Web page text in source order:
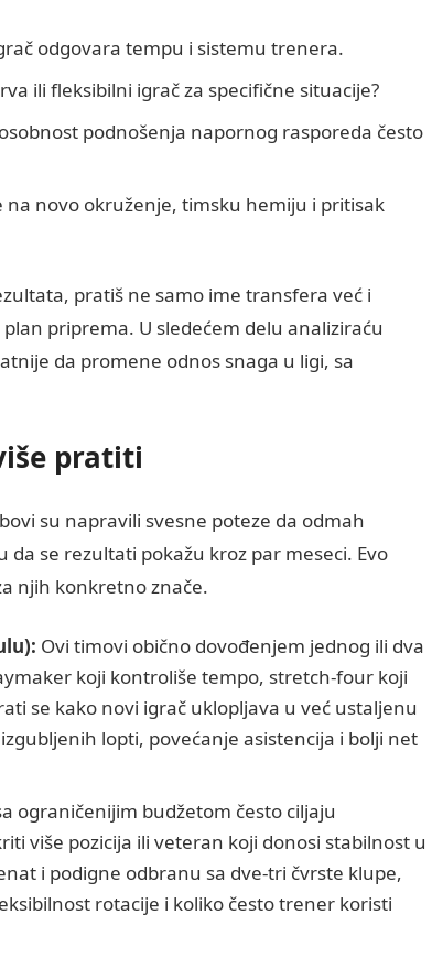
odgovara tempu i sistemu trenera.
ili fleksibilni igrač za specifične situacije?
podnošenja napornog rasporeda često
na novo okruženje, timsku hemiju i pritisak
pratiš ne samo ime transfera već i
priprema. U sledećem delu analiziraću
da promene odnos snaga u ligi, sa
pratiti
su napravili svesne poteze da odmah
se rezultati pokažu kroz par meseci. Evo
njih konkretno znače.
Ovi timovi obično dovođenjem jednog ili dva
koji kontroliše tempo, stretch-four koji
se kako novi igrač uklopljava u već ustaljenu
lopti, povećanje asistencija i bolji net
ograničenijim budžetom često ciljaju
više pozicija ili veteran koji donosi stabilnost u
i podigne odbranu sa dve-tri čvrste klupe,
rotacije i koliko često trener koristi